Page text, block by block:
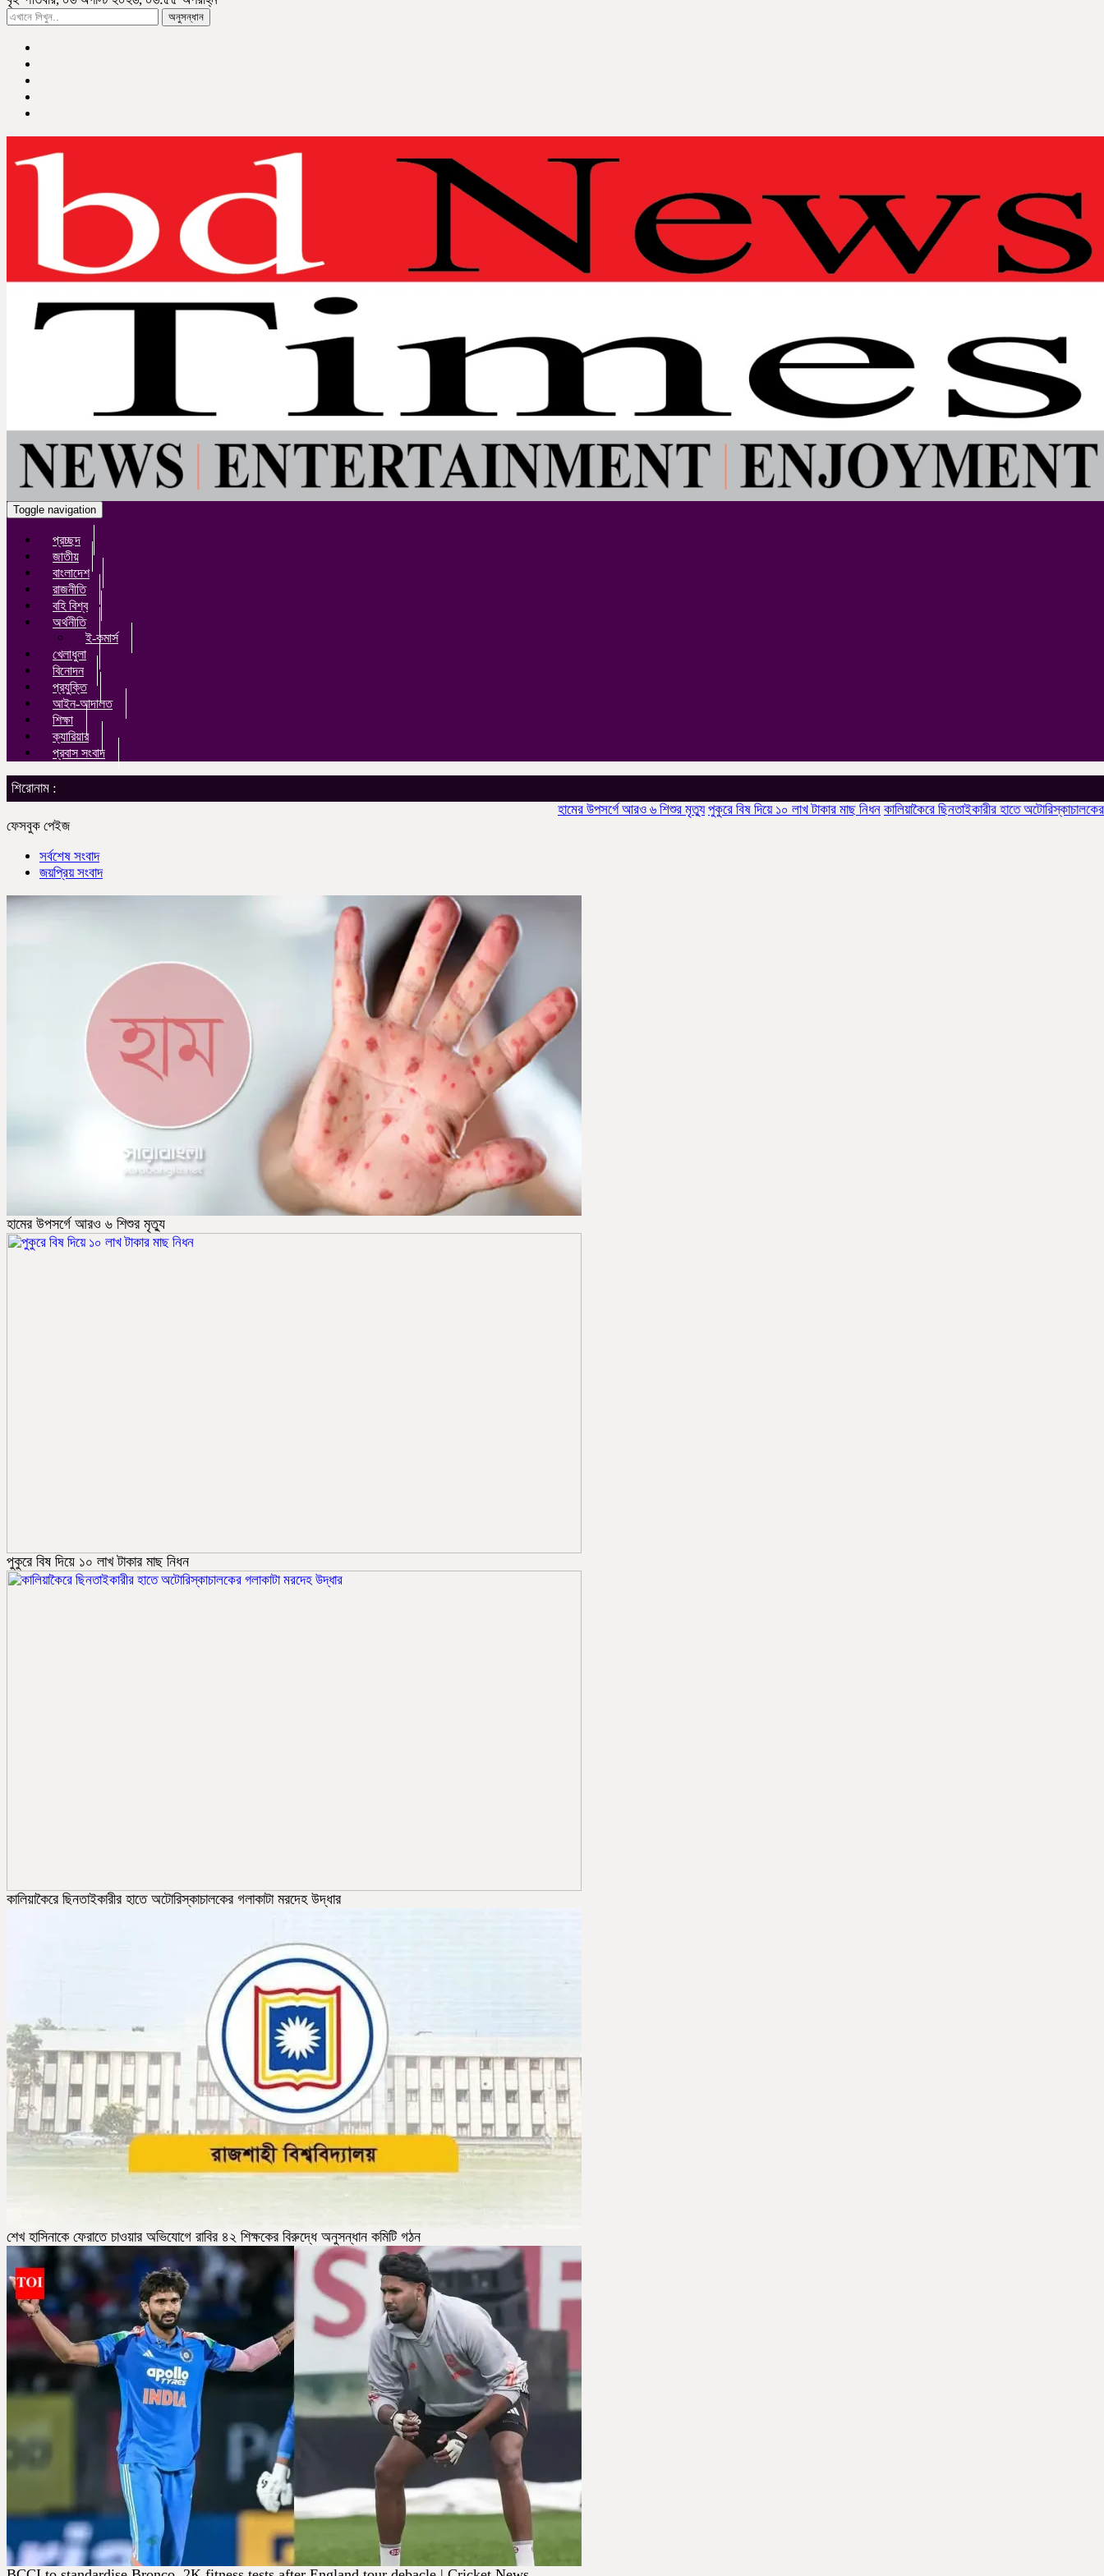
অনুসন্ধান
Toggle navigation
প্রচ্ছদ
জাতীয়
বাংলাদেশ
রাজনীতি
বহি বিশ্ব
অর্থনীতি
ই-কমার্স
খেলাধুলা
বিনোদন
প্রযুক্তি
আইন-আদালত
শিক্ষা
ক্যারিয়ার
প্রবাস সংবাদ
শিরোনাম :
হামের উপসর্গে আরও ৬ শিশুর মৃত্যু পুকুরে বিষ দিয়ে ১০ লাখ টাকার মাছ নিধন কালিয়াকৈরে ছিনতাইকারীর হাতে অটোরিস্কাচালকের গলাকাটা
ফেসবুক পেইজ
সর্বশেষ সংবাদ
জয়প্রিয় সংবাদ
হামের উপসর্গে আরও ৬ শিশুর মৃত্যু
পুকুরে বিষ দিয়ে ১০ লাখ টাকার মাছ নিধন
কালিয়াকৈরে ছিনতাইকারীর হাতে অটোরিস্কাচালকের গলাকাটা মরদেহ উদ্ধার
শেখ হাসিনাকে ফেরাতে চাওয়ার অভিযোগে রাবির ৪২ শিক্ষকের বিরুদ্ধে অনুসন্ধান কমিটি গঠন